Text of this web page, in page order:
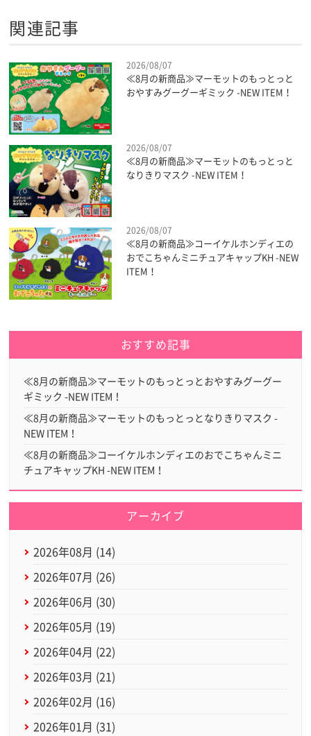
関連記事
2026/08/07
≪8月の新商品≫マーモットのもっとっと
おやすみグーグーギミック -NEW ITEM！
2026/08/07
≪8月の新商品≫マーモットのもっとっと
なりきりマスク -NEW ITEM！
2026/08/07
≪8月の新商品≫コーイケルホンディエの
おでこちゃんミニチュアキャップKH -NEW
ITEM！
おすすめ記事
≪8月の新商品≫マーモットのもっとっとおやすみグーグー
ギミック -NEW ITEM！
≪8月の新商品≫マーモットのもっとっとなりきりマスク -
NEW ITEM！
≪8月の新商品≫コーイケルホンディエのおでこちゃんミニ
チュアキャップKH -NEW ITEM！
アーカイブ
2026年08月 (14)
2026年07月 (26)
2026年06月 (30)
2026年05月 (19)
2026年04月 (22)
2026年03月 (21)
2026年02月 (16)
2026年01月 (31)